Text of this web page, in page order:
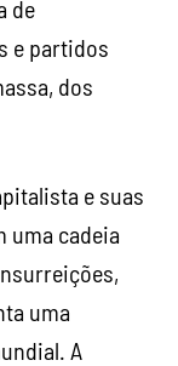
de
e partidos
dos
e suas
uma cadeia
uma
A